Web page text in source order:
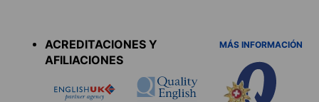
ACREDITACIONES Y
AFILIACIONES
MÁS INFORMACIÓN